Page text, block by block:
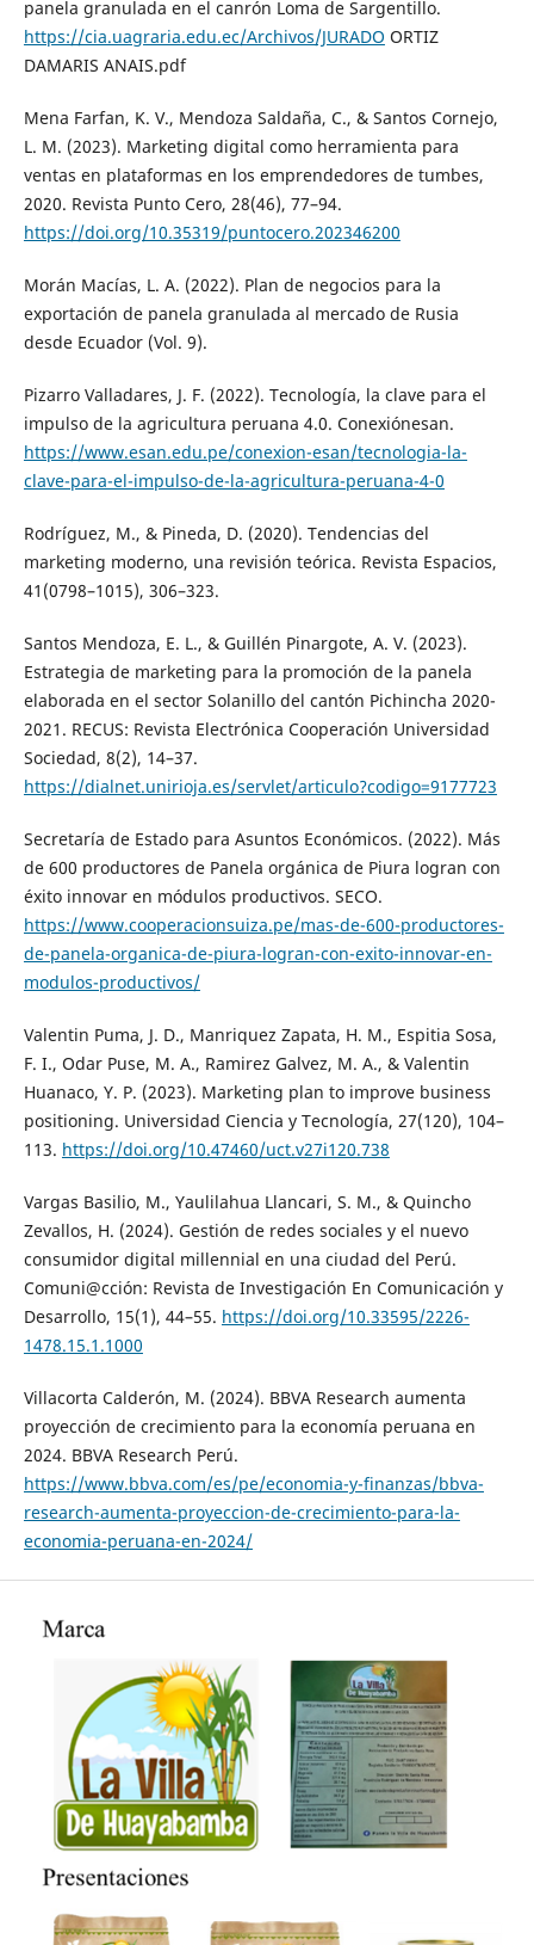
panela granulada en el canrón Loma de Sargentillo.
https://cia.uagraria.edu.ec/Archivos/JURADO ORTIZ
DAMARIS ANAIS.pdf
Mena Farfan, K. V., Mendoza Saldaña, C., & Santos Cornejo,
L. M. (2023). Marketing digital como herramienta para
ventas en plataformas en los emprendedores de tumbes,
2020. Revista Punto Cero, 28(46), 77–94.
https://doi.org/10.35319/puntocero.202346200
Morán Macías, L. A. (2022). Plan de negocios para la
exportación de panela granulada al mercado de Rusia
desde Ecuador (Vol. 9).
Pizarro Valladares, J. F. (2022). Tecnología, la clave para el
impulso de la agricultura peruana 4.0. Conexiónesan.
https://www.esan.edu.pe/conexion-esan/tecnologia-la-
clave-para-el-impulso-de-la-agricultura-peruana-4-0
Rodríguez, M., & Pineda, D. (2020). Tendencias del
marketing moderno, una revisión teórica. Revista Espacios,
41(0798–1015), 306–323.
Santos Mendoza, E. L., & Guillén Pinargote, A. V. (2023).
Estrategia de marketing para la promoción de la panela
elaborada en el sector Solanillo del cantón Pichincha 2020-
2021. RECUS: Revista Electrónica Cooperación Universidad
Sociedad, 8(2), 14–37.
https://dialnet.unirioja.es/servlet/articulo?codigo=9177723
Secretaría de Estado para Asuntos Económicos. (2022). Más
de 600 productores de Panela orgánica de Piura logran con
éxito innovar en módulos productivos. SECO.
https://www.cooperacionsuiza.pe/mas-de-600-productores-
de-panela-organica-de-piura-logran-con-exito-innovar-en-
modulos-productivos/
Valentin Puma, J. D., Manriquez Zapata, H. M., Espitia Sosa,
F. I., Odar Puse, M. A., Ramirez Galvez, M. A., & Valentin
Huanaco, Y. P. (2023). Marketing plan to improve business
positioning. Universidad Ciencia y Tecnología, 27(120), 104–
113. https://doi.org/10.47460/uct.v27i120.738
Vargas Basilio, M., Yaulilahua Llancari, S. M., & Quincho
Zevallos, H. (2024). Gestión de redes sociales y el nuevo
consumidor digital millennial en una ciudad del Perú.
Comuni@cción: Revista de Investigación En Comunicación y
Desarrollo, 15(1), 44–55. https://doi.org/10.33595/2226-
1478.15.1.1000
Villacorta Calderón, M. (2024). BBVA Research aumenta
proyección de crecimiento para la economía peruana en
2024. BBVA Research Perú.
https://www.bbva.com/es/pe/economia-y-finanzas/bbva-
research-aumenta-proyeccion-de-crecimiento-para-la-
economia-peruana-en-2024/